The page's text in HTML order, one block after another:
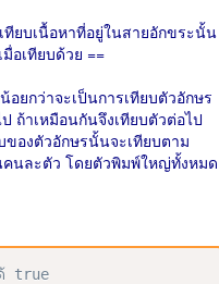
ทียบเนื้อหาที่อยู่ในสายอักขระนั้น
อเทียบด้วย ==
อยกว่าจะเป็นการเทียบตัวอักษร
ถ้าเหมือนกันจึงเทียบตัวต่อไป
องตัวอักษรนั้นจะเทียบตาม
นละตัว โดยตัวพิมพ์ใหญ่ทั้งหมด
true